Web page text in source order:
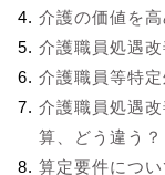
介護の価値を
介護職員処遇
介護職員等特
介護職員処遇
算、どう違う？
算定要件につい